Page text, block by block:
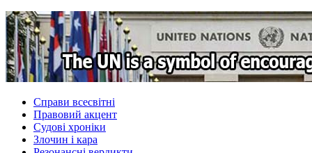
Справи всесвітні
Правовий акцент
Судові хроніки
Злочин і кара